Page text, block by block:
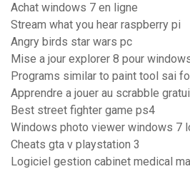
Achat windows 7 en ligne
Stream what you hear raspberry pi
Angry birds star wars pc
Mise a jour explorer 8 pour
Programs similar to paint tool sai
Apprendre a jouer au scrabble
Best street fighter game ps4
Windows photo viewer windows 7
Cheats gta v playstation 3
Logiciel gestion cabinet medical